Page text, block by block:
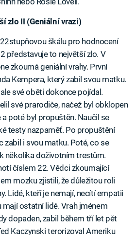
zlo II (Geniální vrazi)
škálu pro hodnocení
představuje to největší zlo. V
zkoumá geniální vrahy. První
Kempera, který zabil svou matku.
své oběti dokonce pojídal.
své prarodiče, načež byl obklopen
poté byl propuštěn. Naučil se
testy nazpaměť. Po propuštění
zabil i svou matku. Poté, co se
několika doživotním trestům.
číslem 22. Vědci zkoumající
mozku zjistili, že důležitou roli
Lidé, kteří je nemají, necítí empatii
mají ostatní lidé. Vrah jménem
dopaden, zabil během tří let pět
Kaczynski terorizoval Ameriku